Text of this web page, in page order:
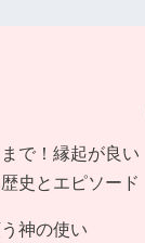
で！縁起が良い
史とエピソード
神の使い